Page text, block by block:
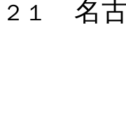
１ 名古